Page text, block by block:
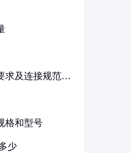
求及连接规范详
格和型号
少